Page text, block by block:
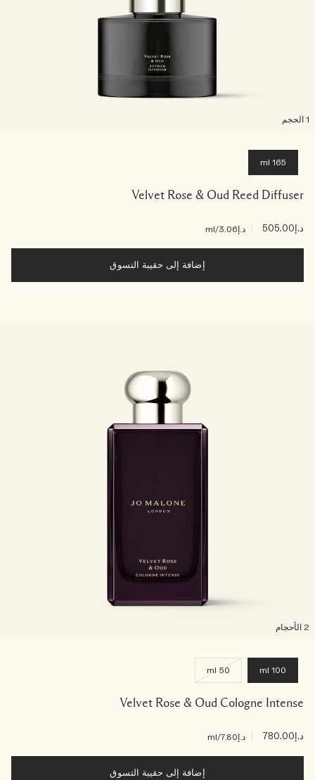
165 ml
Velvet Rose & Oud Reed Diffuser
د.إ505.00 د.إ3.06 /ml
إضافة إلى حقيبة التسوق
100 ml
50 ml
Velvet Rose & Oud Cologne Intense
د.إ780.00 د.إ7.80 /ml
إضافة إلى حقيبة التسوق